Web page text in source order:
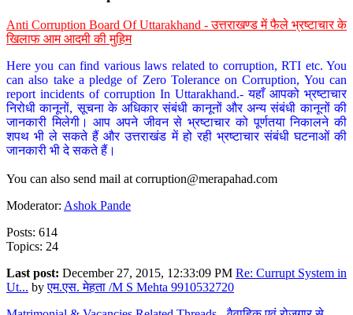
Anti Corruption Board Of Uttarakhand - उत्तराखण्ड में फैले भ्रष्टाचार के
खिलाफ आम आदमी की मुहिम
Here you can find various laws related to corruption, RTI etc. You
can also take a pledge of Zero Tolerance on Corruption, You can
report incidents of corruption In Uttarakhand.- यहाँ आपको भ्रष्टाचार
निरोधी कानूनों, सूचना के अधिकार संबंधी कानूनों और अन्य संबंधी कानूनों की
जानकारी मिलेगी। आप अपने जीवन से भ्रष्टाचार को पूर्णतया निकालने की
शपथ भी ले सकते हैं और उत्तराखंड में हो रही भ्रष्टाचार संबंधी घटनाओं की
जानकारी भी दे सकते हैं।
You can also send mail at corruption@merapahad.com
Moderator: Ashok Pande
Posts: 614
Topics: 24
Last post: December 27, 2015, 12:33:09 PM Re: Currupt System in
Ut... byएम.एस. मेहता /M S Mehta 9910532720